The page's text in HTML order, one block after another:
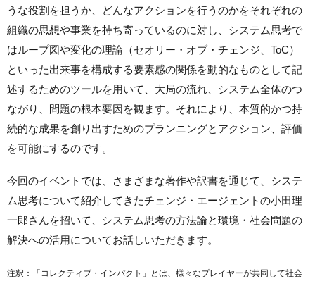
うな役割を担うか、どんなアクションを行うのかをそれぞれの
組織の思想や事業を持ち寄っているのに対し、システム思考で
はループ図や変化の理論（セオリー・オブ・チェンジ、ToC）
といった出来事を構成する要素感の関係を動的なものとして記
述するためのツールを用いて、大局の流れ、システム全体のつ
ながり、問題の根本要因を観ます。それにより、本質的かつ持
続的な成果を創り出すためのプランニングとアクション、評価
を可能にするのです。
今回のイベントでは、さまざまな著作や訳書を通じて、システ
ム思考について紹介してきたチェンジ・エージェントの小田理
一郎さんを招いて、システム思考の方法論と環境・社会問題の
解決への活用についてお話しいただきます。
注釈：「コレクティブ・インパクト」とは、様々なプレイヤーが共同して社会